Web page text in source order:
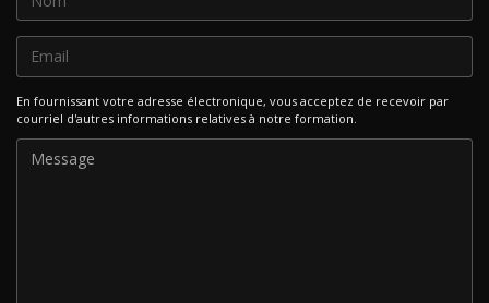
En fournissant votre adresse électronique, vous acceptez de recevoir par
courriel d'autres informations relatives à notre formation.